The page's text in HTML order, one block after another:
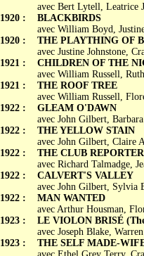
1920 :
1920 :
1921 :
1921 :
1922 :
1922 :
1922 :
1922 :
1922 :
1923 :
1923 :
avec Bert Lytell, Leatrice
BLACKBIRDS
avec William Boyd,
THE PLAYTHING OF
avec Justine Johnstone,
CHILDREN OF THE
avec William Russell,
THE ROOF TREE
avec William Russell,
GLEAM O'DAWN
avec John Gilbert,
THE YELLOW STAIN
avec John Gilbert, Claire
THE CLUB REPORTER
avec Richard Talmadge,
CALVERT'S VALLEY
avec John Gilbert, Sylvia
MAN WANTED
avec Arthur Housman,
LE VIOLON BRISÉ
avec Joseph Blake,
THE SELF MADE-